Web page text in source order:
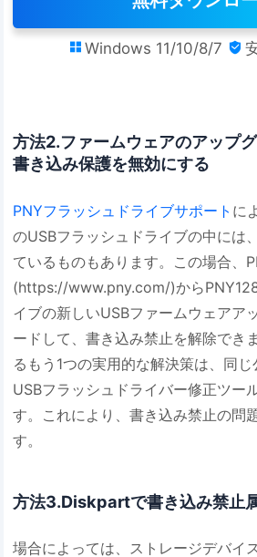
 Windows 11/10/8/7 
方法2.ファームウェアのアップ
書き込み保護を無効にする
PNYフラッシュドライブサポート に
のUSBフラッシュドライブの中には
ているものもあります。この場合、
(https://www.pny.com/)から
イブの新しいUSBファームウェアア
ードして、書き込み禁止を解除でき
るもう1つの実用的な解決策は、同
USBフラッシュドライバー修正ツー
す。これにより、書き込み禁止の問
す。
方法3.Diskpartで書き込み禁止
場合によっては、ストレージデバイ